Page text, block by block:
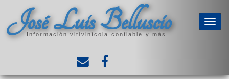
José Luis Belluscio
Información vitivinícola confiable y más